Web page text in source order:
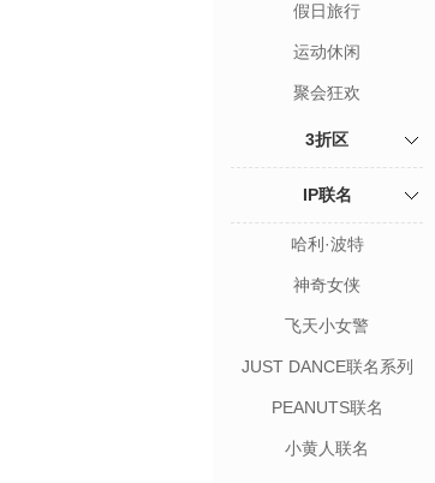
假日旅行
运动休闲
聚会狂欢
3折区
IP联名
哈利·波特
神奇女侠
飞天小女警
JUST DANCE联名系列
PEANUTS联名
小黄人联名